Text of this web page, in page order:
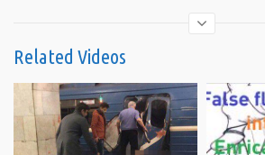
Condividi
Related Videos